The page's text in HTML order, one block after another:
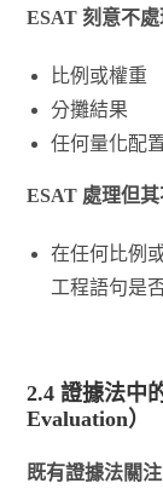
ESAT 刻意不處
比例或權重
分攤結果
任何量化配
ESAT 處理但其
在任何比例
工程語句是
2.4 證據法中
Evaluation）
既有證據法關注